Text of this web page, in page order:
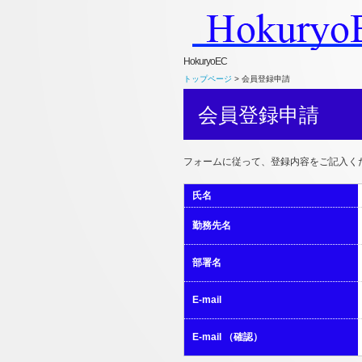
HokuryoEC
トップページ > 会員登録申請
会員登録申請
フォームに従って、登録内容をご記入く
氏名
勤務先名
部署名
E-mail
E-mail （確認）